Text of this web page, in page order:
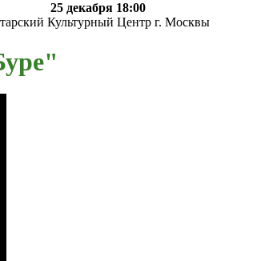
25 декабря 18:00
Культурный Центр г. Москвы